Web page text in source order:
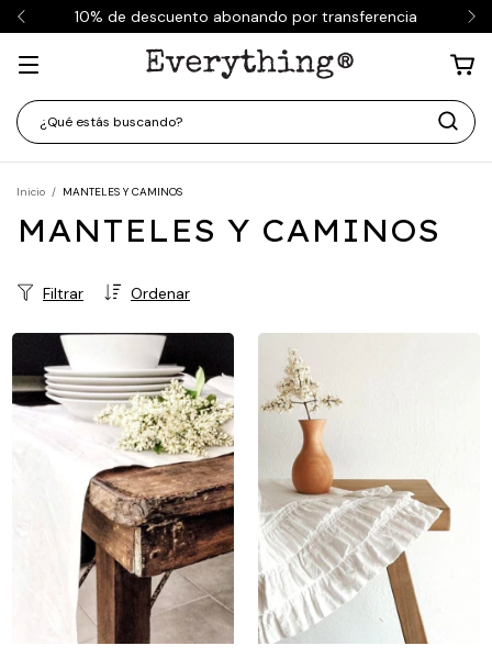
10% de descuento abonando por transferencia
Inicio / MANTELES Y CAMINOS
MANTELES Y CAMINOS
Ordenar
Filtrar